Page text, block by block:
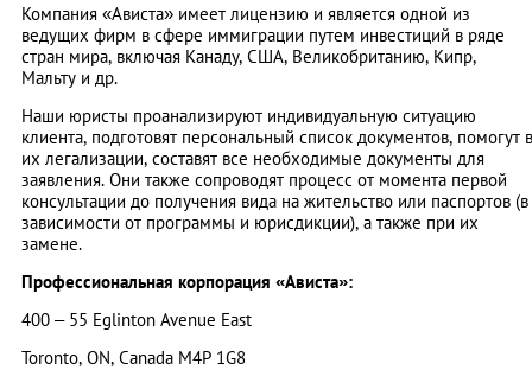
Компания «Ависта» имеет лицензию и является одной из
ведущих фирм в сфере иммиграции путем инвестиций в ряде
стран мира, включая Канаду, США, Великобританию, Кипр,
Мальту и др.
Наши юристы проанализируют индивидуальную ситуацию
клиента, подготовят персональный список документов, помогут в
их легализации, составят все необходимые документы для
заявления. Они также сопроводят процесс от момента первой
консультации до получения вида на жительство или паспортов (в
зависимости от программы и юрисдикции), а также при их
замене.
Профессиональная корпорация «Ависта»:
400 – 55 Eglinton Avenue East
Toronto, ON, Canada M4P 1G8